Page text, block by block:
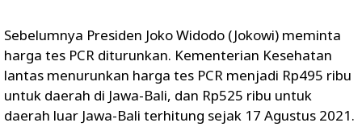
Sebelumnya Presiden Joko Widodo (Jokowi) meminta
harga tes PCR diturunkan. Kementerian Kesehatan
lantas menurunkan harga tes PCR menjadi Rp495 ribu
untuk daerah di Jawa-Bali, dan Rp525 ribu untuk
daerah luar Jawa-Bali terhitung sejak 17 Agustus 2021.